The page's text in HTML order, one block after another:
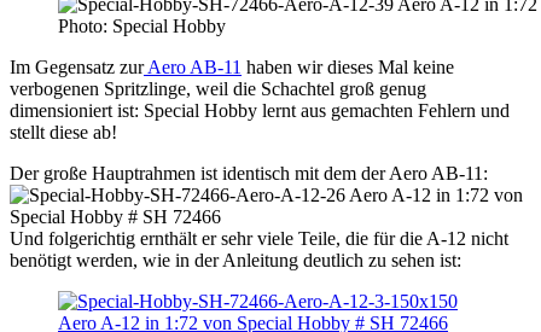
Photo: Special Hobby
Im Gegensatz zurAero AB-11 haben wir dieses Mal keine
verbogenen Spritzlinge, weil die Schachtel groß genug
dimensioniert ist: Special Hobby lernt aus gemachten Fehlern und
stellt diese ab!
Der große Hauptrahmen ist identisch mit dem der Aero AB-11:
Und folgerichtig ernthält er sehr viele Teile, die für die A-12 nicht
benötigt werden, wie in der Anleitung deutlich zu sehen ist: